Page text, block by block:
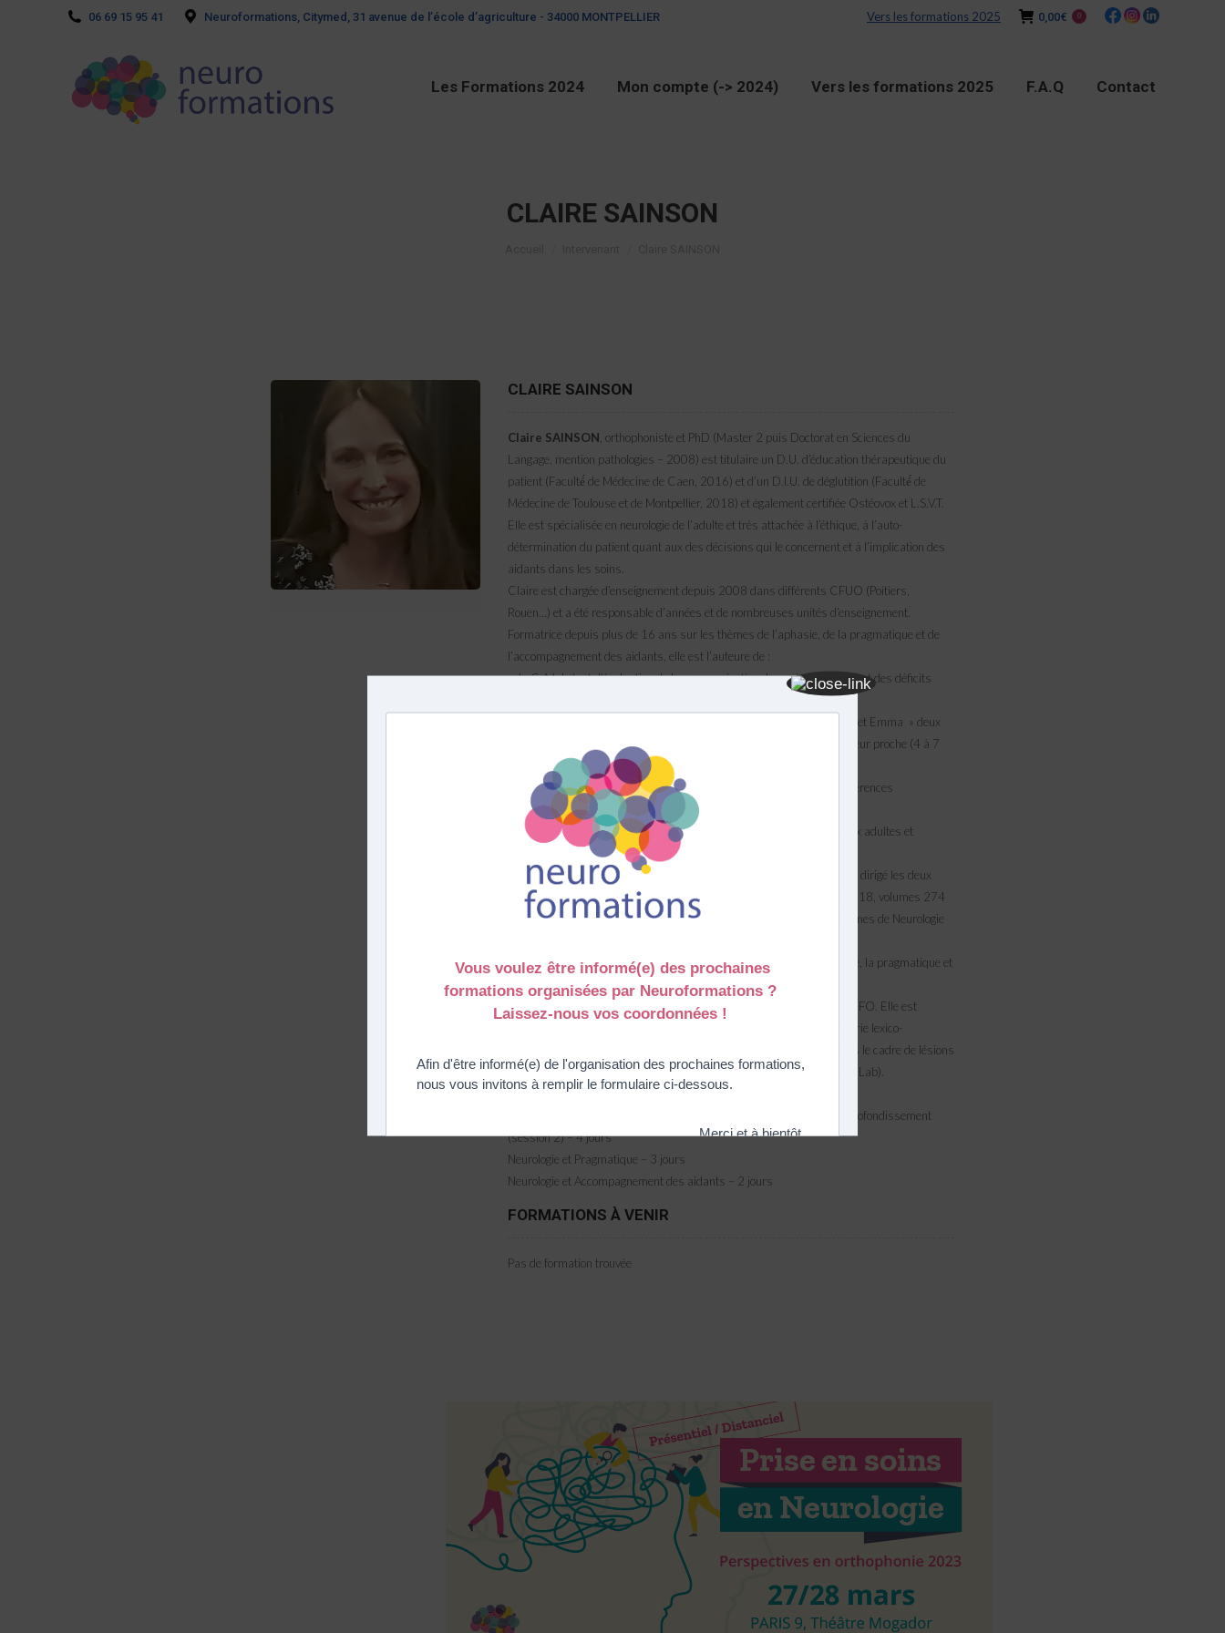
06 69 15 95 41 Neuroformations, Citymed, 31 avenue de l’école d’agriculture - 34000 MONTPELLIER Vers les formations 2025 0,00€ 0
Les Formations 2024 Mon compte (-> 2024) Vers les formations 2025 F.A.Q Contact
CLAIRE SAINSON
CLAIRE SAINSON
Claire SAINSON , orthophoniste et PhD (Master 2 puis Doctorat en Sciences du
Langage, mention pathologies – 2008) est titulaire un D.U. d’éducation thérapeutique du
patient (Faculté́ de Médecine de Caen, 2016) et d’un D.I.U. de déglutition (Faculté́ de
Médecine de Toulouse et de Montpellier, 2018) et également certifiée Ostéovox et L.S.V.T.
Elle est spécialisée en neurologie de l’adulte et très attachée à l’éthique, à l’auto-
détermination du patient quant aux des décisions qui le concernent et à l’implication des
aidants dans les soins.
Claire est chargée d’enseignement depuis 2008 dans différents CFUO (Poitiers,
Rouen…) et a été responsable d’années et de nombreuses unités d’enseignement.
Formatrice depuis plus de 16 ans sur les thèmes de l’aphasie, de la pragmatique et de
l’accompagnement des aidants, elle est l’auteure de :
» la G.A.L.I., test d’évaluation de la communication des sujets présentant des déficits
» » Aphasique ?! » et de » A la découverte de l’aphasie avec Baptiste et Emma » deux
ouvrages destinés aux jeunes enfants confrontés à l’aphasie d’un de leur proche (4 à 7
ans et 8 à 12 ans),
» » Mais qu’est-ce que tu veux dire » protocole de rééducation des inférences
pragmatiques
» L’imagier sémantique (imagier de plus de 900 concepts destinés aux adultes et
permettant de constituer des lignes de base en un clin d’œil)
Auteure également de nombreux articles et chapitres d’ouvrages, elle a dirigé les deux
volumes de la revue Rééducation Orthophonique (juin et septembre 2018, volumes 274
et 275, OrthoEdition) portant sur les aphasies et co-dirigé les deux tomes de Neurologie
Très attachée à la recherche, ses thèmes de prédilection sont l’aphasie, la pragmatique et
Elle a encadré plus de 70 mémoires dans de nombreux CFUO et DUEFO. Elle est
actuellement promoteur d’un CPP portant sur l’élaboration d’une batterie lexico-
sémantique destinée au diagnostic des déficit d’accès lexical fins dans le cadre de lésions
cérébrales acquises de l’adulte, dégénératives ou non (LAZ-50 – CogNLab).
Formations proposées en 2024 avec Neuroformations :
Neurologie et Aphasie – Se lancer en aphasiologie ! (session 1) et Approfondissement
(session 2) – 4 jours
Neurologie et Pragmatique – 3 jours
Neurologie et Accompagnement des aidants – 2 jours
FORMATIONS À VENIR
Pas de formation trouvée